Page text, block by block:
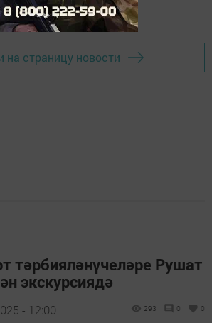
на страницу новости
тәрбияләнүчеләре Рушат
экскурсиядә
- 12:00 293 0 0